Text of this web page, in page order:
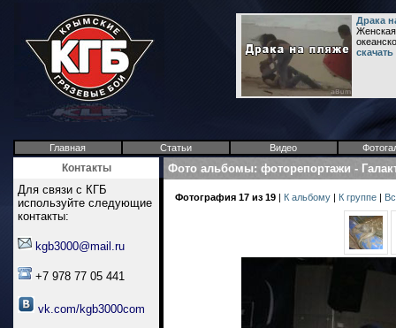
Драка
Главная Статьи Видео
Контакты
Для связи с КГБ
используйте следующие
контакты:
kgb3000@mail.ru
+7 978 77 05 441
vk.com/kgb3000com
Фото альбомы: фоторепортажи -
Фотография 17 из 19 | К альбому | К группе |